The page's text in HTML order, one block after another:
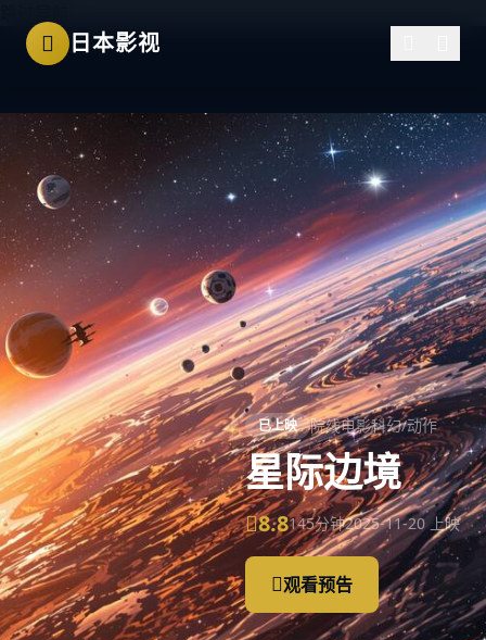
日本影视
已上映 院线电影科幻/动作
星际边境
8.8145分钟2025-11-20 上映
观看预告